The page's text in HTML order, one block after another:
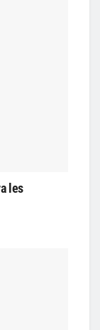
les